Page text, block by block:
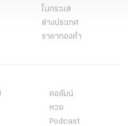
ในกระแส
ต่างประเทศ
ราคาทองคำ
คอลัมน์
หวย
Podcast